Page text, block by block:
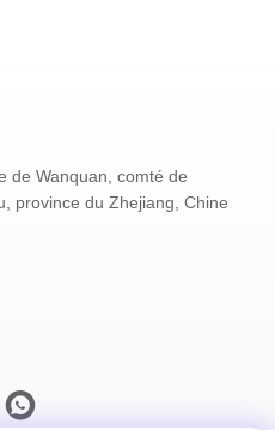
de Wanquan, comté de
province du Zhejiang, Chine